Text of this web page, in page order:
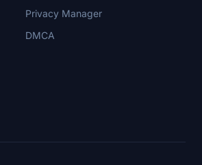
Privacy Manager
DMCA